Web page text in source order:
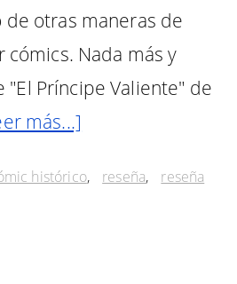
de otras maneras de
Nada más y
"El Príncipe Valiente" de
más...]
Reseña
histórico, reseña,
reseña